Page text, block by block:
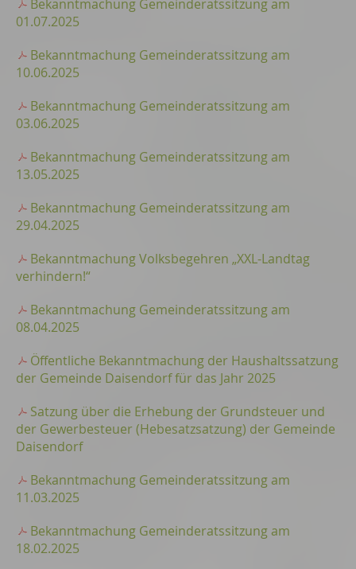
Bekanntmachung Gemeinderatssitzung am
01.07.2025
Bekanntmachung Gemeinderatssitzung am
10.06.2025
Bekanntmachung Gemeinderatssitzung am
03.06.2025
Bekanntmachung Gemeinderatssitzung am
13.05.2025
Bekanntmachung Gemeinderatssitzung am
29.04.2025
Bekanntmachung Volksbegehren „XXL-Landtag
verhindern!“
Bekanntmachung Gemeinderatssitzung am
08.04.2025
Öffentliche Bekanntmachung der Haushaltssatzung
der Gemeinde Daisendorf für das Jahr 2025
Satzung über die Erhebung der Grundsteuer und
der Gewerbesteuer (Hebesatzsatzung) der Gemeinde
Daisendorf
Bekanntmachung Gemeinderatssitzung am
11.03.2025
Bekanntmachung Gemeinderatssitzung am
18.02.2025